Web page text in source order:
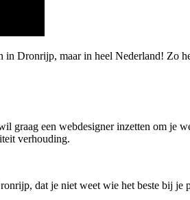
Dronrijp, maar in heel Nederland!
graag een webdesigner inzetten om je
verhouding.
dat je niet weet wie het beste bij je